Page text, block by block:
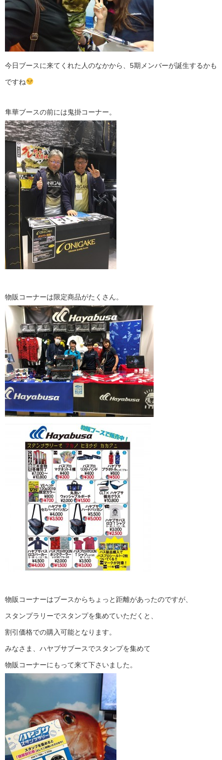
今日ブースに来てくれた人のなかから、5期メンバーが誕生するかも
ですね
隼華ブースの前には鬼掛コーナー。
物販コーナーは限定商品がたくさん。
物販コーナーはブースからちょっと距離があったのですが、
スタンプラリーでスタンプを集めていただくと、
割引価格での購入可能となります。
みなさま、ハヤブサブースでスタンプを集めて
物販コーナーにもって来て下さいました。